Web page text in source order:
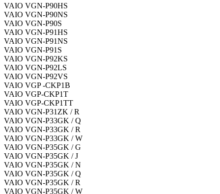
VAIO VGN-P90HS
VAIO VGN-P90NS
VAIO VGN-P90S
VAIO VGN-P91HS
VAIO VGN-P91NS
VAIO VGN-P91S
VAIO VGN-P92KS
VAIO VGN-P92LS
VAIO VGN-P92VS
VAIO VGP -CKP1B
VAIO VGP-CKP1T
VAIO VGP-CKP1TT
VAIO VGN-P31ZK / R
VAIO VGN-P33GK / Q
VAIO VGN-P33GK / R
VAIO VGN-P33GK / W
VAIO VGN-P35GK / G
VAIO VGN-P35GK / J
VAIO VGN-P35GK / N
VAIO VGN-P35GK / Q
VAIO VGN-P35GK / R
VAIO VGN-P35GK / W